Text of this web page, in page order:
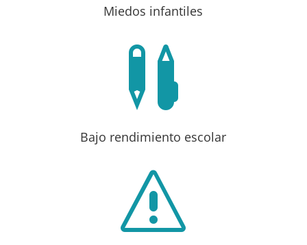
Miedos infantiles

Bajo rendimiento escolar
s